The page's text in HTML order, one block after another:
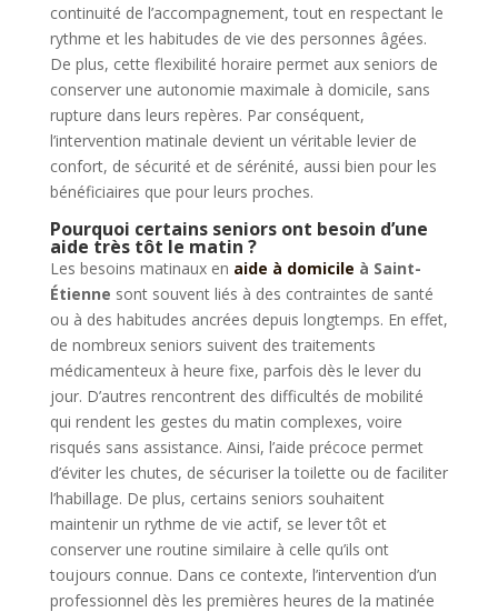
continuité de l’accompagnement, tout en respectant le
rythme et les habitudes de vie des personnes âgées.
De plus, cette flexibilité horaire permet aux seniors de
conserver une autonomie maximale à domicile, sans
rupture dans leurs repères. Par conséquent,
l’intervention matinale devient un véritable levier de
confort, de sécurité et de sérénité, aussi bien pour les
bénéficiaires que pour leurs proches.
Pourquoi certains seniors ont besoin d’une
aide très tôt le matin ?
Les besoins matinaux en aide à domicile à Saint-
Étienne sont souvent liés à des contraintes de santé
ou à des habitudes ancrées depuis longtemps. En effet,
de nombreux seniors suivent des traitements
médicamenteux à heure fixe, parfois dès le lever du
jour. D’autres rencontrent des difficultés de mobilité
qui rendent les gestes du matin complexes, voire
risqués sans assistance. Ainsi, l’aide précoce permet
d’éviter les chutes, de sécuriser la toilette ou de faciliter
l’habillage. De plus, certains seniors souhaitent
maintenir un rythme de vie actif, se lever tôt et
conserver une routine similaire à celle qu’ils ont
toujours connue. Dans ce contexte, l’intervention d’un
professionnel dès les premières heures de la matinée